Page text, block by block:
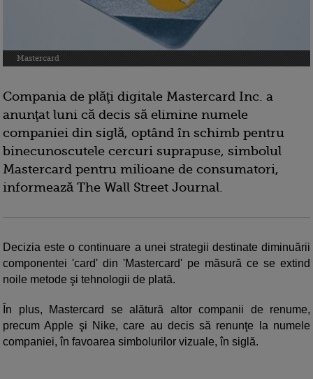
Mastercard
Compania de plăţi digitale Mastercard Inc. a
anunţat luni că decis să elimine numele
companiei din siglă, optând în schimb pentru
binecunoscutele cercuri suprapuse, simbolul
Mastercard pentru milioane de consumatori,
informează The Wall Street Journal.
Decizia este o continuare a unei strategii destinate diminuării
componentei 'card' din 'Mastercard' pe măsură ce se extind
noile metode şi tehnologii de plată.
În plus, Mastercard se alătură altor companii de renume,
precum Apple şi Nike, care au decis să renunţe la numele
companiei, în favoarea simbolurilor vizuale, în siglă.